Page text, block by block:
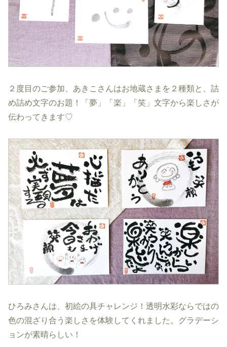
２度目のご参加、あきこさんはお地蔵さまを２種類と、詰
め詰め文字のお題！「夢」「楽」「笑」文字から楽しさが
伝わってきます♡
ひろみさんは、初絵の具チャレンジ！透明水彩ならではの
色の混ざり合う楽しさを体験してくれました。グラデーシ
ョンが素晴らしい！